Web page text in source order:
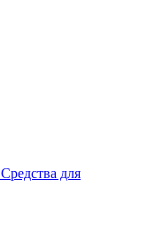
Средства для